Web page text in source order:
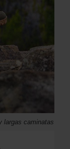
largas caminatas